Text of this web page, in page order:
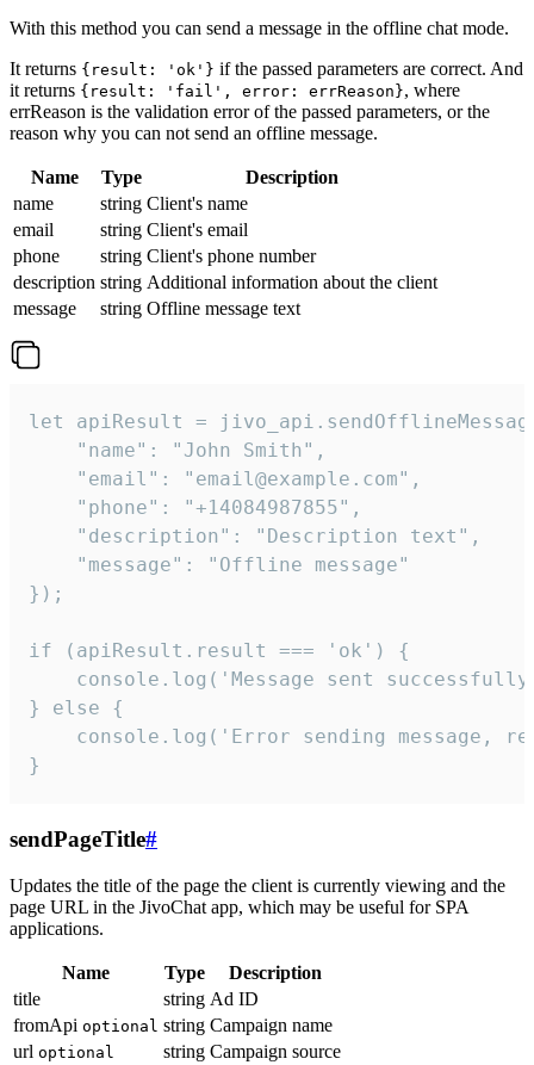
With this method you can send a message in the offline chat mode.
It returns {result: 'ok'} if the passed parameters are correct. And
it returns {result: 'fail', error: errReason}, where
errReason is the validation error of the passed parameters, or the
reason why you can not send an offline message.
Name Type
Description
name
string Client's name
email
string Client's email
phone
string Client's phone number
description string Additional information about the client
message
string Offline message text
let apiResult =
    "name": "John Smith",
    "email": "email@example.com",
    "phone": "+14084987855",
    "description": "Description text",
    "message": "Offline message"
});
if (apiResult.result === 'ok') {
console.log('Message sent
} else {
console.log('Error sending message,
}
sendPageTitle#
Updates the title of the page the client is currently viewing and the
page URL in the JivoChat app, which may be useful for SPA
applications.
Name Type
Description
title
string Ad ID
fromApi optional string Campaign name
url optional string Campaign source